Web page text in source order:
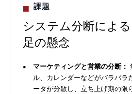
課題
システム分断によ
足の懸念
マーケティングと営業の分断：
ル、カレンダーなどがバラバラ
ータが分散し、立ち上げ期の限